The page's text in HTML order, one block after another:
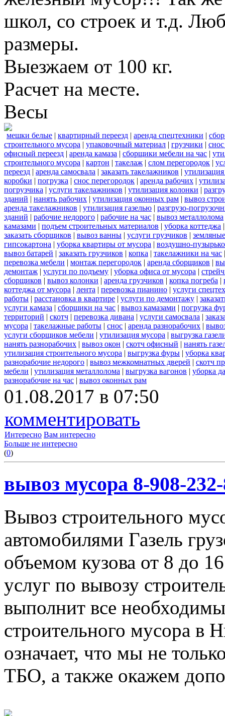
школ, со строек и т.д.
размеры.
Выезжаем от 100 кг.
Расчет на месте.
Весы
мешки белые | квартирный переезд | аренда спецтехники |
строительного мусора | упаковочный материал | грузчики |
офисный переезд | аренда камаза | сборщики мебели на час |
строительного мусора | картон | такелаж | слом перегородок |
переезд | аренда самосвала | заказать такелажников |
коробки | погрузка | снос перегородок | аренда рабочих |
погрузчика | услуги такелажников | утилизация колонки |
зданий | нанять рабочих | утилизация оконных рам | вывоз
аренда такелажников | утилизация газелью | разгрузо-
зданий | рабочие недорого | рабочие на час | вывоз металлолома
камазами | подъем строительных материалов | уборка коттеджа
заказать сборщиков | вывоз ванны | услуги грузчиков |
гипсокартона | уборка квартиры от мусора | воздушно-
вывоз батарей | заказать грузчиков | копка | такелажники на час
перевозка мебели | монтаж перегородок | аренда сборщиков |
демонтаж | услуги по подъему | уборка офиса от мусора |
сборщиков | вывоз колонки | аренда грузчиков | копка погреба |
коттеджа от мусора | лента | перевозка пианино | услуги
работы | расстановка в квартире | услуги по демонтажу |
услуги камаза | сборщики на час | вывоз камазами | погрузка
территорий | скотч | перевозка дивана | услуги самосвала |
мусора | такелажные работы | снос | аренда разнорабочих |
услуги сборщиков мебели | утилизация мусора | выгрузка
нанять разнорабочих | вывоз окон | скотч офисный | нанять
утилизация строительного мусора | выгрузка фуры | уборка
разнорабочие недорого | вывоз межкомнатных дверей | скотч
мебели | утилизация металлолома | выгрузка вагонов | уборка
разнорабочие на час | вывоз оконных рам
01.08.2017 в 07:50
комментировать
Интересно Вам интересно
Больше не интересно
(0)
вывоз мусора 8-908-
Вывоз строительного
автомобилями Газель
объемом кузова от 8 до
услуг по вывозу
выполнит все
строительного мусора в
означает, что мы не
ТБО, а также окажем